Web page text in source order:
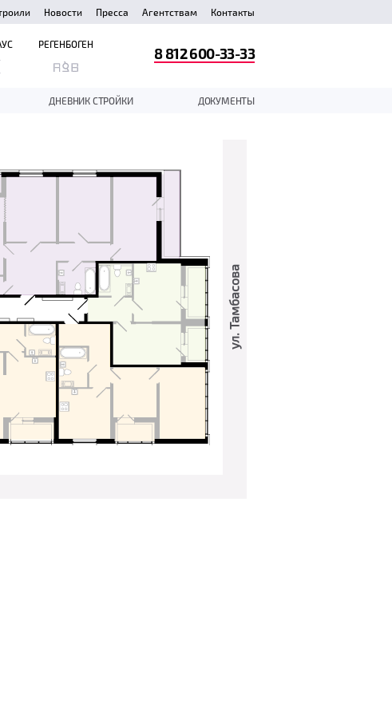
Новости Пресса Агентствам Контакты
ДНЕВНИК СТРОЙКИ ДОКУМЕНТЫ
РЕГЕНБОГЕН
8 812 600-33-33
ул. Тамбасова